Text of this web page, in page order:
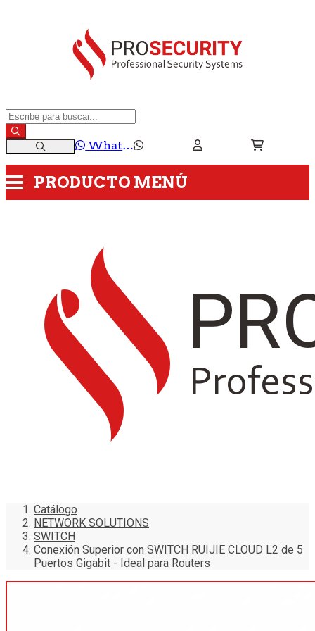
WhatsApp
PRODUCTO MENÚ
Catálogo
NETWORK SOLUTIONS
SWITCH
Conexión Superior con SWITCH RUIJIE CLOUD L2 de 5
Puertos Gigabit - Ideal para Routers